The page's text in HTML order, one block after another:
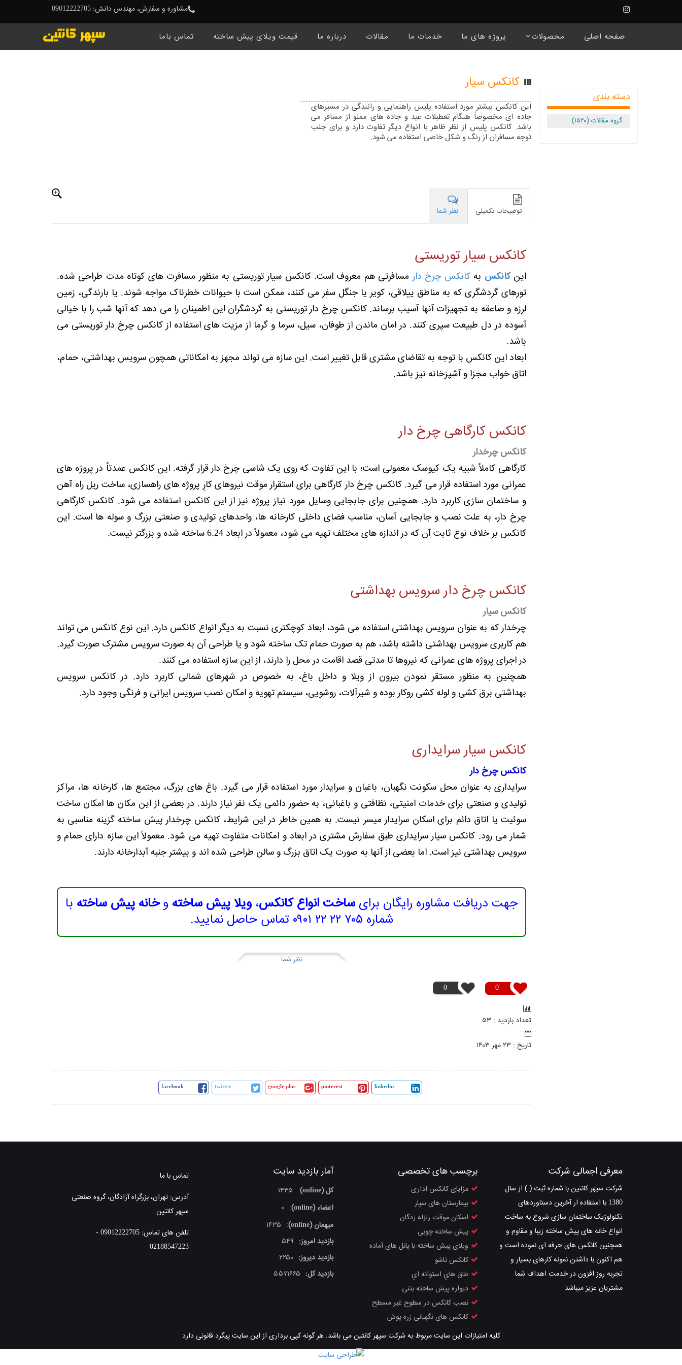
مشاوره و سفارش، مهندس دانش: 09012222705
صفحه اصلی محصولات پروژه های ما خدمات ما مقالات درباره ما قیمت ویلای پیش ساخته تماس باما
دسته بندی
گروه مقالات (۱۵۲۰)
کانکس سیار
این کانکس بیشتر مورد استفاده پلیس راهنمایی و رانندگی در مسیرهای
جاده ای مخصوصاً هنگام تعطیلات عید و جاده های مملو از مسافر می
باشد. کانکس پلیس از نظر ظاهر با انواع دیگر تفاوت دارد و برای جلب
توجه مسافران از رنگ و شکل خاصی استفاده می شود.
توضیحات تکمیلی نظر شما
کانکس سیار توریستی
اینکانکس بهکانکس چرخ دارمسافرتی هم معروف است. کانکس سیار توریستی به منظور مسافرت های کوتاه مدت طراحی شده.
تورهای گردشگری که به مناطق ییلاقی، کویر یا جنگل سفر می کنند، ممکن است با حیوانات خطرناک مواجه شوند. یا بارندگی، زمین
لرزه و صاعقه به تجهیزات آنها آسیب برساند. کانکس چرخ دار توریستی به گردشگران این اطمینان را می دهد که آنها شب را با خیالی
آسوده در دل طبیعت سپری کنند. در امان ماندن از طوفان، سیل، سرما و گرما از مزیت های استفاده از کانکس چرخ دار توریستی می
باشد.
ابعاد این کانکس با توجه به تقاضای مشتری قابل تغییر است. این سازه می تواند مجهز به امکاناتی همچون سرویس بهداشتی، حمام،
اتاق خواب مجزا و آشپزخانه نیز باشد.
کانکس کارگاهی چرخ دار
کانکس چرخدار
کارگاهی کاملاً شبیه یک کیوسک معمولی است؛ با این تفاوت که روی یک شاسی چرخ دار قرار گرفته. این کانکس عمدتاً در پروژه های
عمرانی مورد استفاده قرار می گیرد. کانکس چرخ دار کارگاهی برای استقرار موقت نیروهای کارِ پروژه های راهسازی، ساخت ریل راه آهن
و ساختمان سازی کاربرد دارد. همچنین برای جابجایی وسایل مورد نیاز پروژه نیز از این کانکس استفاده می شود. کانکس کارگاهی
چرخ دار، به علت نصب و جابجایی آسان، مناسب فضای داخلی کارخانه ها، واحدهای تولیدی و صنعتی بزرگ و سوله ها است. این
کانکس بر خلاف نوع ثابت آن که در اندازه های مختلف تهیه می شود، معمولاً در ابعاد 6.24 ساخته شده و بزرگتر نیست.
کانکس چرخ دار سرویس بهداشتی
کانکس سیار
چرخدار که به عنوان سرویس بهداشتی استفاده می شود، ابعاد کوچکتری نسبت به دیگر انواع کانکس دارد. این نوع کانکس می تواند
هم کاربری سرویس بهداشتی داشته باشد، هم به صورت حمام تک ساخته شود و یا طراحی آن به صورت سرویس مشترک صورت گیرد.
در اجرای پروژه های عمرانی که نیروها تا مدتی قصد اقامت در محل را دارند، از این سازه استفاده می کنند.
همچنین به منظور مستقر نمودن بیرون از ویلا و داخل باغ، به خصوص در شهرهای شمالی کاربرد دارد. در کانکس سرویس
بهداشتی برق کشی و لوله کشی روکار بوده و شیرآلات، روشویی، سیستم تهویه و امکان نصب سرویس ایرانی و فرنگی وجود دارد.
کانکس سیار سرایداری
کانکس چرخ دار
سرایداری به عنوان محل سکونت نگهبان، باغبان و سرایدار مورد استفاده قرار می گیرد. باغ های بزرگ، مجتمع ها، کارخانه ها، مراکز
تولیدی و صنعتی برای خدمات امنیتی، نظافتی و باغبانی، به حضور دائمی یک نفر نیاز دارند. در بعضی از این مکان ها امکان ساخت
سوئیت یا اتاق دائم برای اسکان سرایدار میسر نیست. به همین خاطر در این شرایط، کانکس چرخدار پیش ساخته گزینه مناسبی به
شمار می رود. کانکس سیار سرایداری طبق سفارش مشتری در ابعاد و امکانات متفاوت تهیه می شود. معمولاً این سازه دارای حمام و
سرویس بهداشتی نیز است. اما بعضی از آنها به صورت یک اتاق بزرگ و سالن طراحی شده اند و بیشتر جنبه آبدارخانه دارند.
جهت دریافت مشاوره رایگان برایساخت انواع کانکس، ویلا پیش ساخته وخانه پیش ساخته با
شماره ۷۰۵ ۲۲ ۲۲ ۰۹۰۱ تماس حاصل نمایید.
نظر شما
0
0
تعداد بازدید : ۵۳
تاريخ : ۲۳ مهر ۱۴۰۳
facebook twitter google plus pinterest linkedin
معرفی اجمالی شرکت
شرکت سپهر کانتین با شماره ثبت ( ) از سال
1380 با استفاده ار آخرین دستاوردهای
تکنولوژیک ساختمان سازی شروع به ساخت
انواع خانه های پیش ساخته زیبا و مقاوم و
همچنین کانکس های حرفه ای نموده است و
هم اکنون با داشتن نمونه کارهای بسیار و
تجربه روز افزون در خدمت اهداف شما
مشتریان عزیز میباشد
برچسب های تخصصی
مزایای کانکس اداری
بیمارستان های سیار
اسکان موقت زلزله زدگان
پیش ساخته چوبی
ویلای پیش ساخته با پانل های آماده
کانکس تاشو
طاق هاي استوانه اي
دیواره پیش ساخته بتنی
نصب کانکس در سطوح غیر مسطح
کانکس های نگهبانی زره پوش
آمار بازدید سایت
کل (online) :
۱۴۳۵
اعضاء (online)
:
۰
میهمان (online)
:
۱۴۳۵
بازدید امروز: ۵۴۹
بازدید دیروز: ۲۲۵۰
بازدید کل: ۵۵۷۱۶۶۵
تماس با ما
آدرس: تهران، بزرگراه آزادگان، گروه صنعتی
سپهر کانتین
تلفن های تماس: 09012222705 -
02188547223
کلیه امتیازات این سایت مربوط به شرکت سپهر کانتین می باشد. هر گونه کپی برداری از این سایت پیگرد قانونی دارد